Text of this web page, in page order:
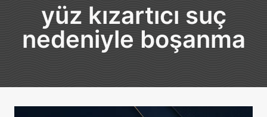
yüz kızartıcı suç
nedeniyle boşanma